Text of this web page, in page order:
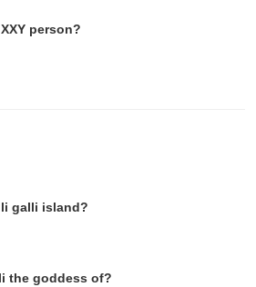
person?
galli island?
the goddess of?